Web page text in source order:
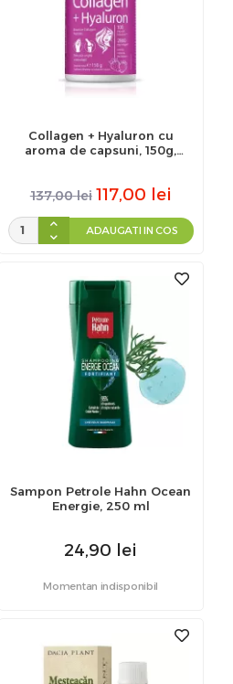
Collagen + Hyaluron cu
aroma de capsuni, 150g,
137,00 lei 117,00 lei
ADAUGATI IN COS
Sampon Petrole Hahn Ocean
Energie, 250 ml
24,90 lei
Momentan indisponibil